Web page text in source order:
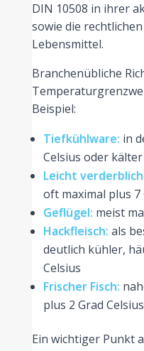
DIN 10508 in ihrer
sowie die
Lebensmittel.
Branchenübliche
Beispiel:
Tiefkühlware: in
Celsius oder kälter
Leicht
oft maximal plus 7
Geflügel: meist
Hackfleisch: als
deutlich kühler,
Celsius
Frischer Fisch:
plus 2 Grad Celsius
Ein wichtiger Punkt